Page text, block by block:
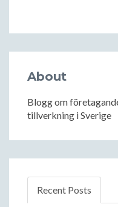
About
Blogg om
tillverkning i Sverige
Recent Posts